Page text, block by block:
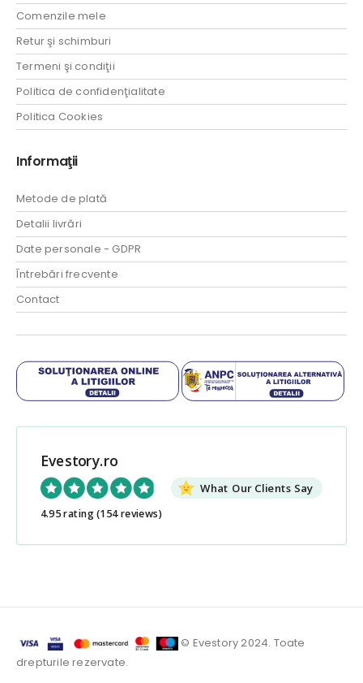
Comenzile mele
Retur şi schimburi
Termeni şi condiţii
Politica de confidenţialitate
Politica Cookies
Informaţii
Metode de plată
Detalii livrări
Date personale - GDPR
Întrebări frecvente
Contact
Evestory.ro
What Our Clients Say
4.95 rating(154 reviews)
© Evestory 2024. Toate
drepturile rezervate.